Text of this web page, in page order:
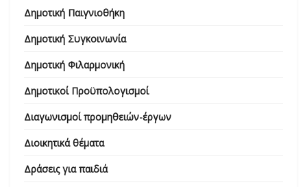
Δημοτική Παιγνιοθήκη
Δημοτική Συγκοινωνία
Δημοτική Φιλαρμονική
Δημοτικοί Προϋπολογισμοί
Διαγωνισμοί προμηθειών-έργων
Διοικητικά θέματα
Δράσεις για παιδιά